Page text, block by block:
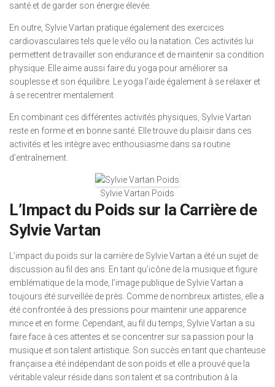
santé et de garder son énergie élevée.
En outre, Sylvie Vartan pratique également des exercices
cardiovasculaires tels que le vélo ou la natation. Ces activités lui
permettent de travailler son endurance et de maintenir sa condition
physique. Elle aime aussi faire du yoga pour améliorer sa
souplesse et son équilibre. Le yoga l’aide également à se relaxer et
à se recentrer mentalement.
En combinant ces différentes activités physiques, Sylvie Vartan
reste en forme et en bonne santé. Elle trouve du plaisir dans ces
activités et les intègre avec enthousiasme dans sa routine
d’entraînement.
Sylvie Vartan Poids
L’Impact du Poids sur la Carrière de
Sylvie Vartan
L’impact du poids sur la carrière de Sylvie Vartan a été un sujet de
discussion au fil des ans. En tant qu’icône de la musique et figure
emblématique de la mode, l’image publique de Sylvie Vartan a
toujours été surveillée de près. Comme de nombreux artistes, elle a
été confrontée à des pressions pour maintenir une apparence
mince et en forme. Cependant, au fil du temps, Sylvie Vartan a su
faire face à ces attentes et se concentrer sur sa passion pour la
musique et son talent artistique. Son succès en tant que chanteuse
française a été indépendant de son poids et elle a prouvé que la
véritable valeur réside dans son talent et sa contribution à la